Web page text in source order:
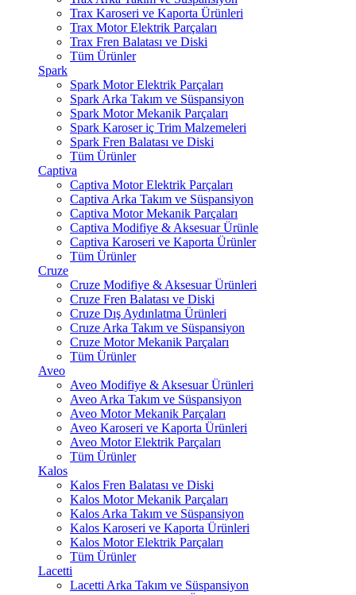
Trax Karoseri ve Kaporta Ürünleri
Trax Motor Elektrik Parçaları
Trax Fren Balatası ve Diski
Tüm Ürünler
Spark
Spark Motor Elektrik Parçaları
Spark Arka Takım ve Süspansiyon
Spark Motor Mekanik Parçaları
Spark Karoser iç Trim Malzemeleri
Spark Fren Balatası ve Diski
Tüm Ürünler
Captiva
Captiva Motor Elektrik Parçaları
Captiva Arka Takım ve Süspansiyon
Captiva Motor Mekanik Parçaları
Captiva Modifiye & Aksesuar Ürünle
Captiva Karoseri ve Kaporta Ürünler
Tüm Ürünler
Cruze
Cruze Modifiye & Aksesuar Ürünleri
Cruze Fren Balatası ve Diski
Cruze Dış Aydınlatma Ürünleri
Cruze Arka Takım ve Süspansiyon
Cruze Motor Mekanik Parçaları
Tüm Ürünler
Aveo
Aveo Modifiye & Aksesuar Ürünleri
Aveo Arka Takım ve Süspansiyon
Aveo Motor Mekanik Parçaları
Aveo Karoseri ve Kaporta Ürünleri
Aveo Motor Elektrik Parçaları
Tüm Ürünler
Kalos
Kalos Fren Balatası ve Diski
Kalos Motor Mekanik Parçaları
Kalos Arka Takım ve Süspansiyon
Kalos Karoseri ve Kaporta Ürünleri
Kalos Motor Elektrik Parçaları
Tüm Ürünler
Lacetti
Lacetti Arka Takım ve Süspansiyon